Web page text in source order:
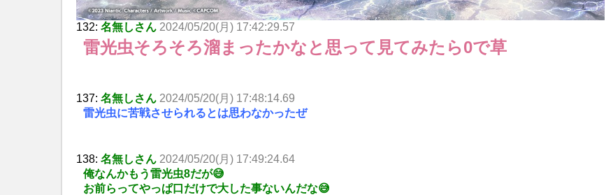
132: 名無しさん 2024/05/20(月) 17:42:29.57
雷光虫そろそろ溜まったかなと思って見てみたら0で草
137: 名無しさん 2024/05/20(月) 17:48:14.69
雷光虫に苦戦させられるとは思わなかったぜ
138: 名無しさん 2024/05/20(月) 17:49:24.64
俺なんかもう雷光虫8だが😅
お前らってやっぱ口だけで大した事ないんだな😅